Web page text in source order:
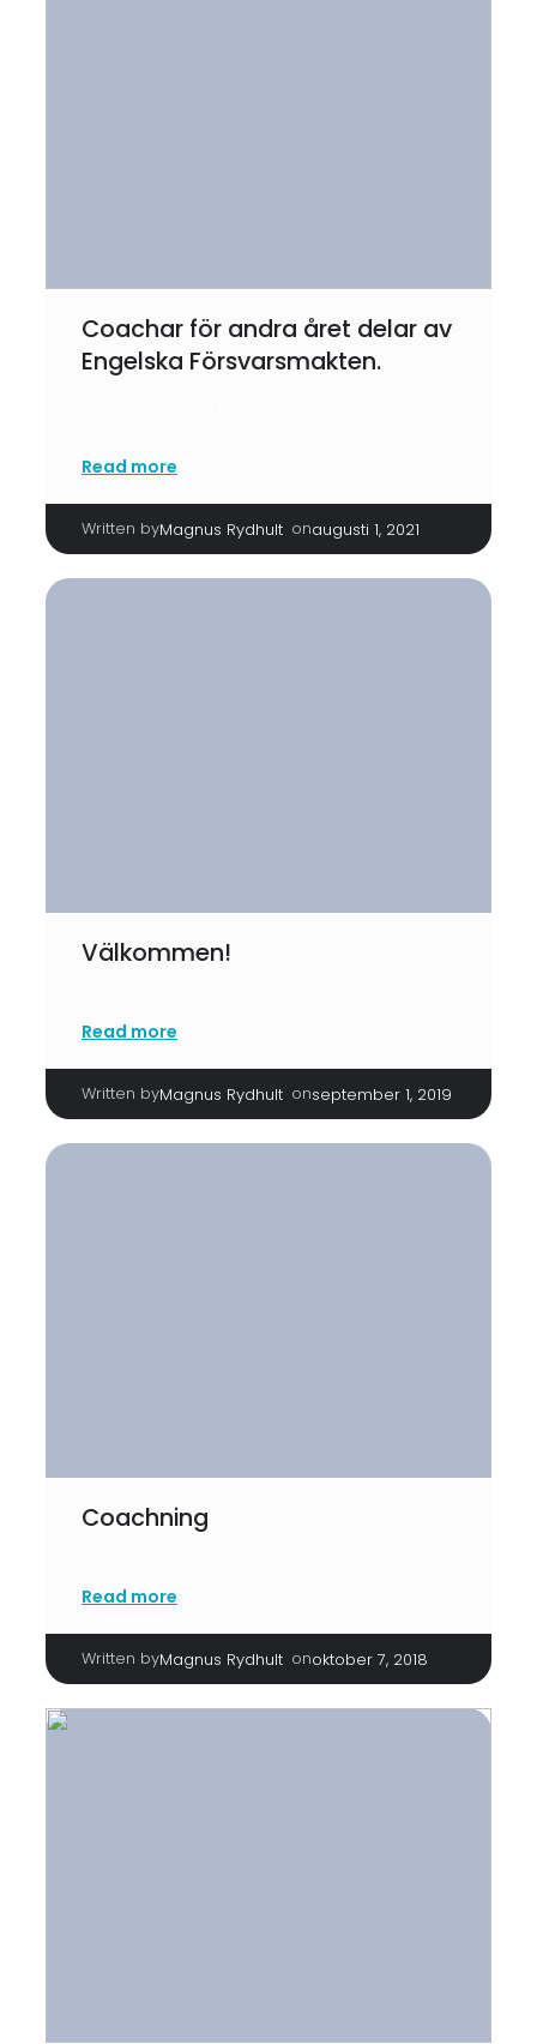
Coachar för andra året delar av
Engelska Försvarsmakten.
Read more
Written byMagnus Rydhult onaugusti 1, 2021
Välkommen!
Read more
Written byMagnus Rydhult onseptember 1, 2019
Coachning
Read more
Written byMagnus Rydhult onoktober 7, 2018